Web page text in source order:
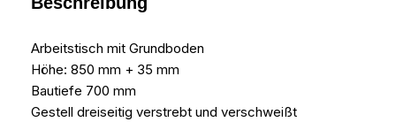
Arbeitstisch mit Grundboden
Höhe: 850 mm + 35 mm
Bautiefe 700 mm
Gestell dreiseitig verstrebt und verschweißt